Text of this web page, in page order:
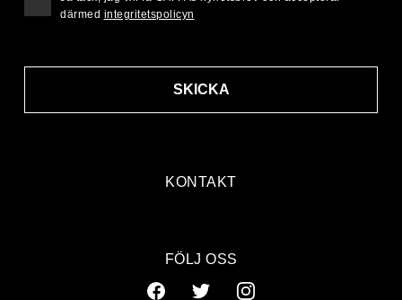
KONTAKT
SKICKA
därmed integritetspolicyn
FÖLJ OSS